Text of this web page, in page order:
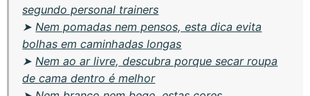
segundo personal trainers
➤ Nem pomadas nem pensos, esta dica evita
bolhas em caminhadas longas
➤ Nem ao ar livre, descubra porque secar roupa
de cama dentro é melhor